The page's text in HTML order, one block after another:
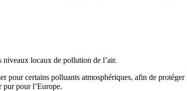
locaux de pollution de l’air.
pour certains polluants atmosphériques, afin de
pur pour l’Europe.